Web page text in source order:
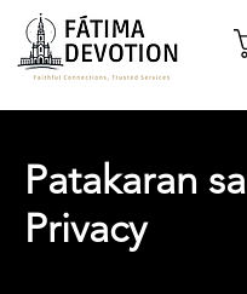
Patakaran sa
Privacy